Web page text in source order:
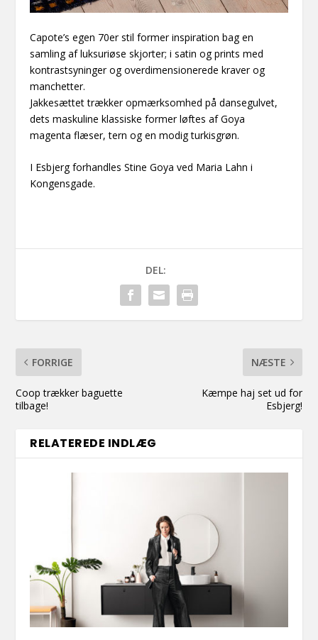
Capote’s egen 70er stil former inspiration bag en
samling af luksuriøse skjorter; i satin og prints med
kontrastsyninger og overdimensionerede kraver og
manchetter.
Jakkesættet trækker opmærksomhed på dansegulvet,
dets maskuline klassiske former løftes af Goya
magenta flæser, tern og en modig turkisgrøn.
I Esbjerg forhandles Stine Goya ved Maria Lahn i
Kongensgade.
DEL:
FORRIGE
Coop trækker baguette
tilbage!
NÆSTE
Kæmpe haj set ud for
Esbjerg!
RELATEREDE INDLÆG